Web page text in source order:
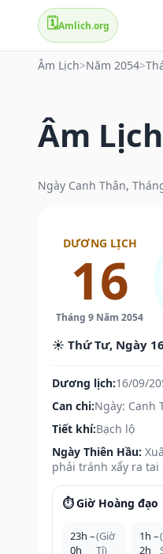
🗓️Amlich.org
Âm Lịch>Năm 2054>
Âm
Ngày Canh Thân,
DƯƠNG LỊCH
16
Tháng 9 Năm 2054
☀️ Thứ Tư, Ngày
Dương lịch:16/09/
Can chi:Ngày: Canh
Tiết khí:Bạch lộ
Ngày Thiên Hầu:
phải tránh xẩy ra tai
⏱️ Giờ Hoàng đạo
23h –
0h
(Giờ
Tí)
1h –
2h